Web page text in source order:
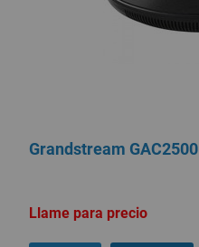
Grandstream GAC2500
Llame para precio